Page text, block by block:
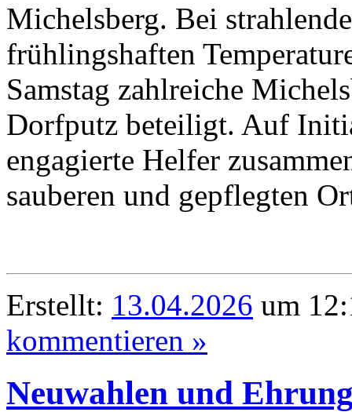
Michelsberg. Bei
frühlingshaften
Samstag zahlreiche
Dorfputz beteiligt. Auf
engagierte Helfer
sauberen und gepflegten
Erstellt: 13.04.2026 um
kommentieren »
Neuwahlen und